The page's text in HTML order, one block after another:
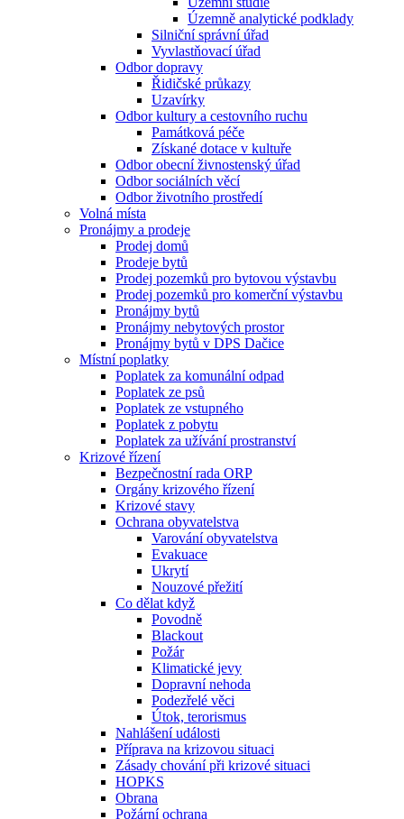
Územně analytické podklady
Silniční správní úřad
Vyvlastňovací úřad
Odbor dopravy
Řidičské průkazy
Uzavírky
Odbor kultury a cestovního ruchu
Památková péče
Získané dotace v kultuře
Odbor obecní živnostenský úřad
Odbor sociálních věcí
Odbor životního prostředí
Volná místa
Pronájmy a prodeje
Prodej domů
Prodeje bytů
Prodej pozemků pro bytovou výstavbu
Prodej pozemků pro komerční výstavbu
Pronájmy bytů
Pronájmy nebytových prostor
Pronájmy bytů v DPS Dačice
Místní poplatky
Poplatek za komunální odpad
Poplatek ze psů
Poplatek ze vstupného
Poplatek z pobytu
Poplatek za užívání prostranství
Krizové řízení
Bezpečnostní rada ORP
Orgány krizového řízení
Krizové stavy
Ochrana obyvatelstva
Varování obyvatelstva
Evakuace
Ukrytí
Nouzové přežití
Co dělat když
Povodně
Blackout
Požár
Klimatické jevy
Dopravní nehoda
Podezřelé věci
Útok, terorismus
Nahlášení události
Příprava na krizovou situaci
Zásady chování při krizové situaci
HOPKS
Obrana
Požární ochrana